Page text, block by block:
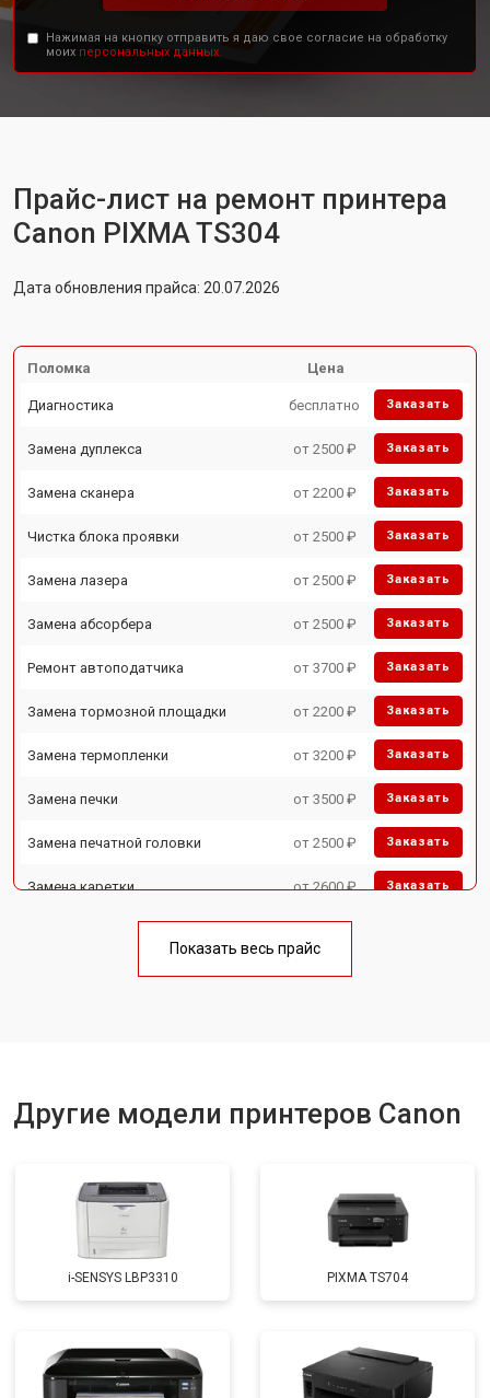
Нажимая на кнопку отправить я даю свое согласие на обработку
моих персональных данных.
Прайс-лист на ремонт принтера
Canon PIXMA TS304
Дата обновления прайса: 20.07.2026
Поломка Цена
Диагностика бесплатно Заказать
Замена дуплекса от 2500 ₽ Заказать
Замена сканера от 2200 ₽ Заказать
Чистка блока проявки от 2500 ₽ Заказать
Замена лазера от 2500 ₽ Заказать
Замена абсорбера от 2500 ₽ Заказать
Ремонт автоподатчика от 3700 ₽ Заказать
Замена тормозной площадки от 2200 ₽ Заказать
Замена термопленки от 3200 ₽ Заказать
Замена печки от 3500 ₽ Заказать
Замена печатной головки от 2500 ₽ Заказать
Замена каретки от 2600 ₽ Заказать
Замена блока питания от 2300 ₽
Показать весь прайс
Другие модели принтеров Canon
i-SENSYS LBP3310 PIXMA TS704